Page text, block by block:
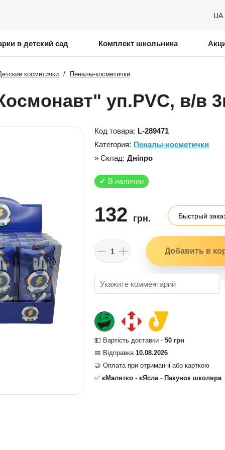
UA
в детский сад Комплект школьника
косметички / Пеналы-косметички
уп.PVC, в/в
Код товара: L-289471
Категория: Пеналы-косметички
» Склад: Дніпро
✔ В наличии
132 грн. Быстрый
💵 Вартість доставки - 50 грн
📅 Відправка 10.08.2026
🤝 Оплата при отриманні або карткою
✅ єМалятко - єЯсла- Пакунок школяра